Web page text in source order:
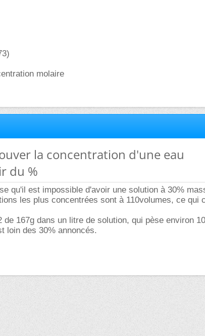
molaire
la concentration d'une eau
du %
qu'il est impossible d'avoir une solution à 30%
les plus concentrées sont à 110volumes, ce qui
de 167g dans un litre de solution, qui pèse environ
loin des 30% annoncés.